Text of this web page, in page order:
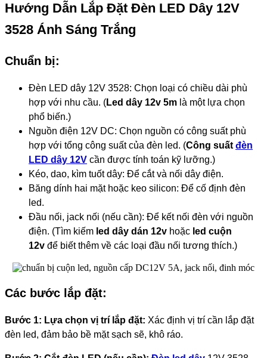
Hướng Dẫn Lắp Đặt Đèn LED Dây 12V
3528 Ánh Sáng Trắng
Chuẩn bị:
Đèn LED dây 12V 3528: Chọn loại có chiều dài phù
hợp với nhu cầu. (Led dây 12v 5m là một lựa chọn
phổ biến.)
Nguồn điện 12V DC: Chọn nguồn có công suất phù
hợp với tổng công suất của đèn led. (Công suất đèn
LED dây 12V cần được tính toán kỹ lưỡng.)
Kéo, dao, kìm tuốt dây: Để cắt và nối dây điện.
Băng dính hai mặt hoặc keo silicon: Để cố định đèn
led.
Đầu nối, jack nối (nếu cần): Để kết nối đèn với nguồn
điện. (Tìm kiếm led dây dán 12v hoặc led cuộn
12v để biết thêm về các loại đầu nối tương thích.)
Các bước lắp đặt:
Bước 1: Lựa chọn vị trí lắp đặt: Xác định vị trí cần lắp đặt
đèn led, đảm bảo bề mặt sạch sẽ, khô ráo.